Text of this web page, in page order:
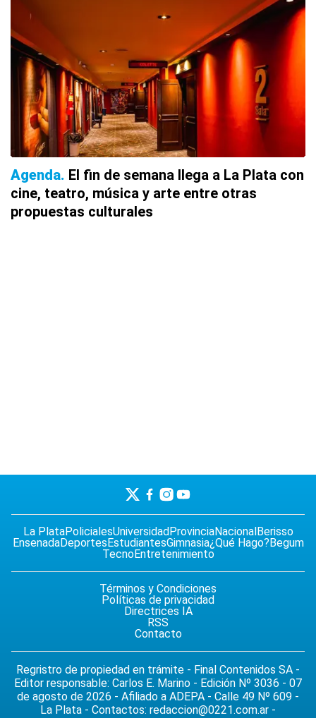
Agenda El fin de semana llega a La Plata con
cine, teatro, música y arte entre otras
propuestas culturales
La PlataPolicialesUniversidadProvinciaNacionalBerisso
EnsenadaDeportesEstudiantesGimnasia¿Qué Hago?Begum
TecnoEntretenimiento
Términos y Condiciones
Políticas de privacidad
Directrices IA
RSS
Contacto
Regristro de propiedad en trámite - Final Contenidos SA -
Editor responsable: Carlos E. Marino - Edición Nº 3036 - 07
de agosto de 2026 - Afiliado a ADEPA - Calle 49 Nº 609 -
La Plata - Contactos: redaccion@0221.com.ar -